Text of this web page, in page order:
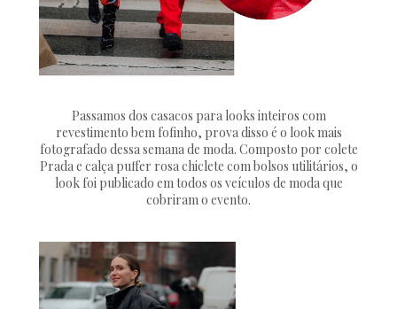
Passamos dos casacos para looks inteiros com
revestimento bem fofinho, prova disso é o look mais
fotografado dessa semana de moda. Composto por colete
Prada e calça puffer rosa chiclete com bolsos utilitários, o
look foi publicado em todos os veículos de moda que
cobriram o evento.